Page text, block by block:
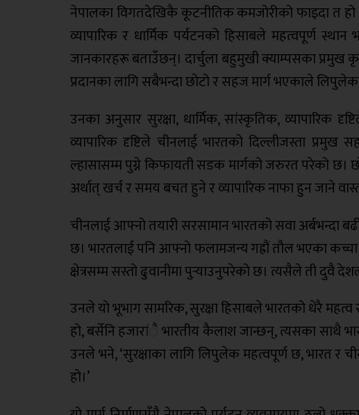
नेपालका विगतदेखिकै कूटनीतिक कमजोरीको फाइदा त
व्यापारिक र धार्मिक पर्यटनको हिसाबले महत्वपूर्ण
जानकारहरू बताउँछन्। दार्चुला बहुमुखी क्याम्पसका प्रमुख
प्रदानका लागि सबैभन्दा छोटो र सहज मार्ग भएकाले
उनका अनुसार सुरक्षा, धार्मिक, सांस्कृतिक, व्यापारिक
व्यापारिक दृष्टिले चीनलाई भारतको दिल्लीजस्ता
ल्हासासम्म पुग्ने किफायती सडक मार्गको जरुरत परेको छ।
अर्थात् खर्च र समय बचत हुने र व्यापारिक नाफा हुन जाने
चीनलाई आफ्नो तयारी सरसामान भारतको सवा अर्बभन्दा
छ। भारतलाई पनि आफ्नो फलामजन्य गह्रौं तौल भएका
क्षेत्रसम्म सस्तो ढुवानीमा पुर्‍याउनुपरेको छ। त्यसैले ती दुवै
उनले यो भूभाग सामरिक, सुरक्षा हिसाबले भारतको धेरै महत्व
हो, बर्सेनि हजारांै भारतीय कैलाश जान्छन्, त्यसका साथै
उनले भने, ‘सुरक्षाका लागि लिपुलेक महत्वपूर्ण छ, भारत र
हो।’